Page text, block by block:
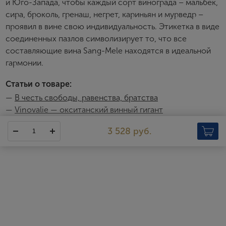
и Юго-Запада, чтобы каждый сорт винограда – мальбек,
сира, броколь, гренаш, негрет, кариньян и мурведр –
проявил в вине свою индивидуальность. Этикетка в виде
соединенных пазлов символизирует то, что все
составляющие вина Sang-Mele находятся в идеальной
гармонии.
Статьи о товаре:
— В честь свободы, равенства, братства
— Vinovalie — окситанский винный гигант
3 528 руб.
Я согласен с условиями пользовательского
соглашения
Я хочу получать инфромацию об акциях и купоны со
скидкой